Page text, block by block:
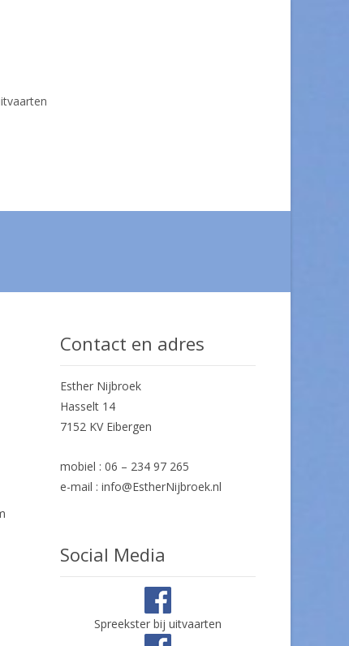
Contact en adres
Esther Nijbroek
Hasselt 14
7152 KV Eibergen
mobiel : 06 – 234 97 265
e-mail : info@EstherNijbroek.nl
Social Media
Spreekster bij uitvaarten